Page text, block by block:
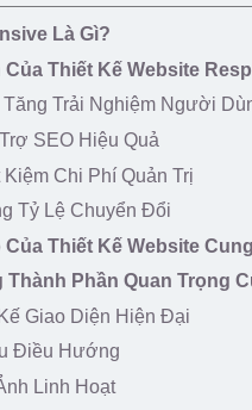
Là Gì?
Của Thiết Kế Website
Tăng Trải Nghiệm Người
SEO Hiệu Quả
Kiệm Chi Phí Quản Trị
Tỷ Lệ Chuyển Đổi
Của Thiết Kế Website
Thành Phần Quan Trọng
Giao Diện Hiện Đại
Điều Hướng
Linh Hoạt